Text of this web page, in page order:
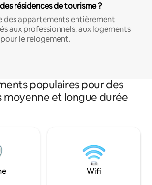
résidences de tourisme ?
des appartements entièrement
aux professionnels, aux logements
le relogement.
populaires pour des
moyenne et longue durée
Wifi